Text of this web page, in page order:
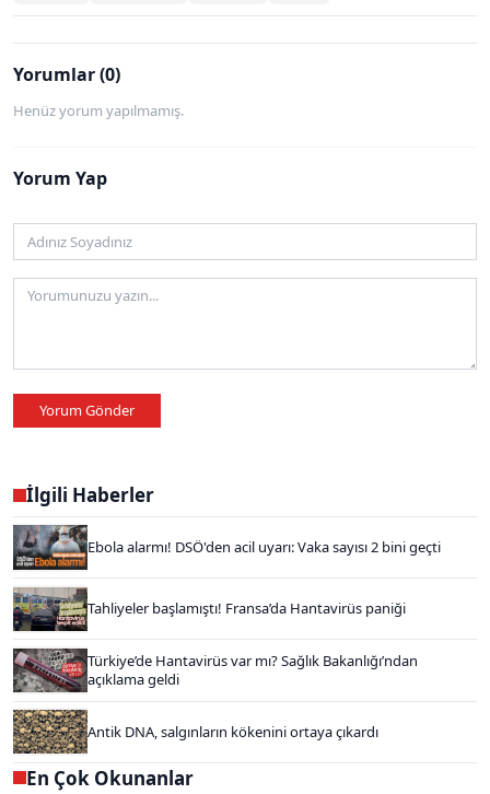
Yorumlar (0)
Henüz yorum yapılmamış.
Yorum Yap
Yorum Gönder
İlgili Haberler
Ebola alarmı! DSÖ'den acil uyarı: Vaka sayısı 2 bini geçti
Tahliyeler başlamıştı! Fransa’da Hantavirüs paniği
Türkiye’de Hantavirüs var mı? Sağlık Bakanlığı’ndan
açıklama geldi
Antik DNA, salgınların kökenini ortaya çıkardı
En Çok Okunanlar